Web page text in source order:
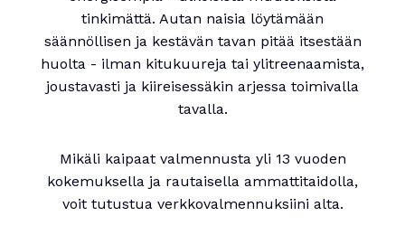
tinkimättä. Autan naisia löytämään
säännöllisen ja kestävän tavan pitää itsestään
huolta - ilman kitukuureja tai ylitreenaamista,
joustavasti ja kiireisessäkin arjessa toimivalla
tavalla.
Mikäli kaipaat valmennusta yli 13 vuoden
kokemuksella ja rautaisella ammattitaidolla,
voit tutustua verkkovalmennuksiini alta.